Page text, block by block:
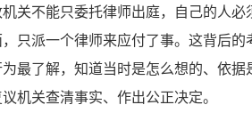
关不能只委托律师出庭，自己的人
派一个律师来应付了事。这背后的
最了解，知道当时是怎么想的、依
机关查清事实、作出公正决定。